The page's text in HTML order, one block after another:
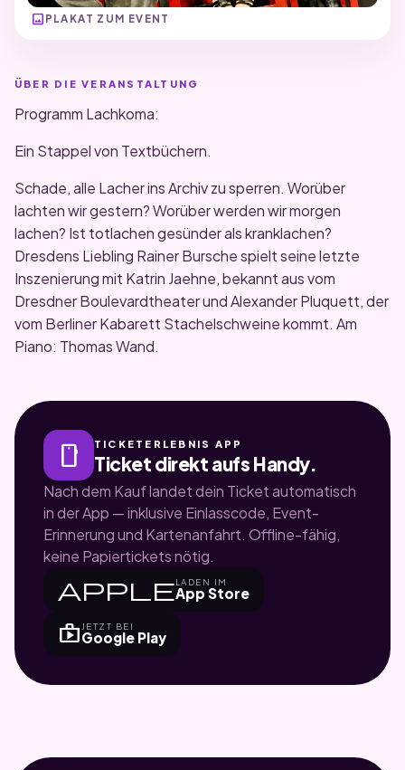
image PLAKAT ZUM EVENT
ÜBER DIE VERANSTALTUNG
Programm Lachkoma:
Ein Stappel von Textbüchern.
Schade, alle Lacher ins Archiv zu sperren. Worüber
lachten wir gestern? Worüber werden wir morgen
lachen? Ist totlachen gesünder als kranklachen?
Dresdens Liebling Rainer Bursche spielt seine letzte
Inszenierung mit Katrin Jaehne, bekannt aus vom
Dresdner Boulevardtheater und Alexander Pluquett, der
vom Berliner Kabarett Stachelschweine kommt. Am
Piano: Thomas Wand.
smartphone TICKETERLEBNIS APP
Ticket direkt aufs Handy.
Nach dem Kauf landet dein Ticket automatisch
in der App — inklusive Einlasscode, Event-
Erinnerung und Kartenanfahrt. Offline-fähig,
keine Papiertickets nötig.
appleLADEN IM
App Store
shop JETZT BEI
Google Play